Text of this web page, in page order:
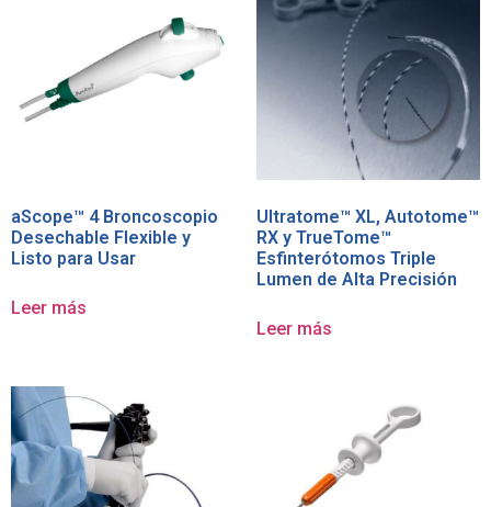
aScope™ 4 Broncoscopio
Desechable Flexible y
Listo para Usar
Leer más
Ultratome™ XL, Autotome™
RX y TrueTome™
Esfinterótomos Triple
Lumen de Alta Precisión
Leer más